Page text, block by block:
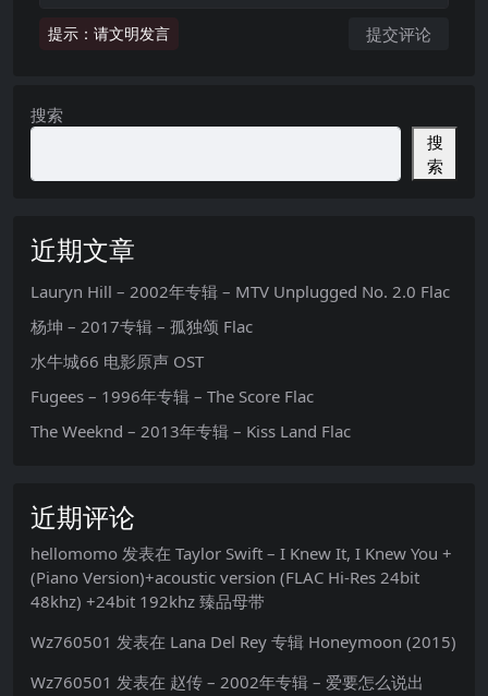
提示：请文明发言
搜索
搜
索
近期文章
Lauryn Hill – 2002年专辑 – MTV Unplugged No. 2.0 Flac
杨坤 – 2017专辑 – 孤独颂 Flac
水牛城66 电影原声 OST
Fugees – 1996年专辑 – The Score Flac
The Weeknd – 2013年专辑 – Kiss Land Flac
近期评论
hellomomo 发表在 Taylor Swift – I Knew It, I Knew You +
(Piano Version)+acoustic version (FLAC Hi-Res 24bit
48khz) +24bit 192khz 臻品母带
Wz760501 发表在 Lana Del Rey 专辑 Honeymoon (2015)
Wz760501 发表在 赵传 – 2002年专辑 – 爱要怎么说出